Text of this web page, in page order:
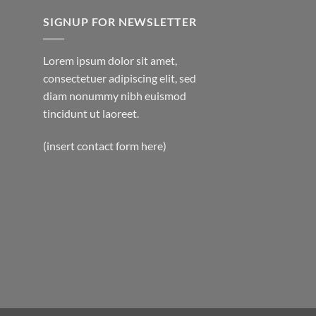
SIGNUP FOR NEWSLETTER
Lorem ipsum dolor sit amet,
consectetuer adipiscing elit, sed
diam nonummy nibh euismod
tincidunt ut laoreet.
(insert contact form here)